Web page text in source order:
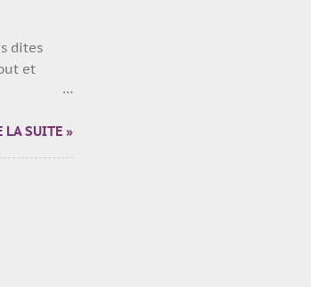
dites
et
moi dès
LA SUITE »